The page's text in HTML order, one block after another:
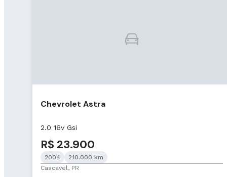
Chevrolet Astra
2.0 16v Gsi
R$ 23.900
2004
210.000 km
Cascavel, PR